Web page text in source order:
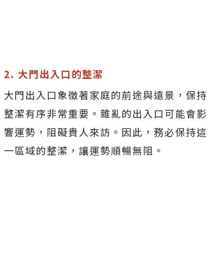
2. 大門出入口的整潔
大門出入口象徵著家庭的前途與遠景，保持
整潔有序非常重要。雜亂的出入口可能會影
響運勢，阻礙貴人來訪。因此，務必保持這
一區域的整潔，讓運勢順暢無阻。